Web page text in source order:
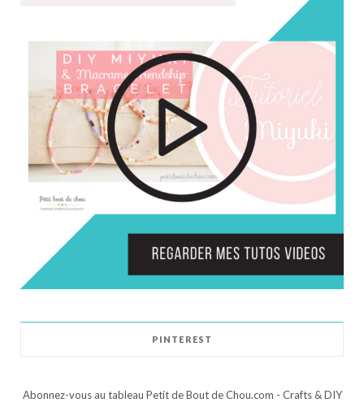
PINTEREST
Abonnez-vous au tableau Petit de Bout de Chou.com - Crafts & DIY